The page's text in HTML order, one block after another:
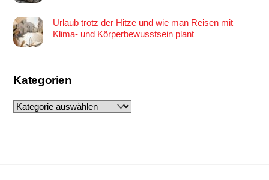
Urlaub trotz der Hitze und wie man Reisen mit
Klima- und Körperbewusstsein plant
Kategorien
Kategorien